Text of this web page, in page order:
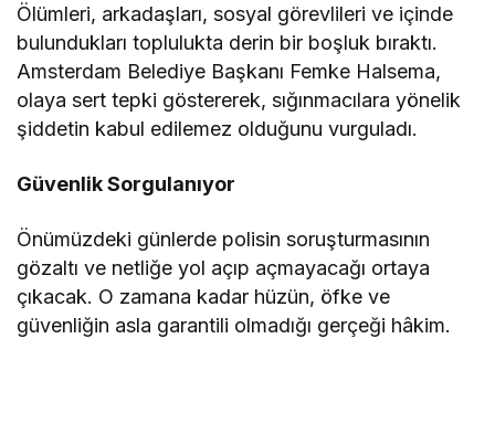
Ölümleri, arkadaşları, sosyal görevlileri ve içinde
bulundukları toplulukta derin bir boşluk bıraktı.
Amsterdam Belediye Başkanı Femke Halsema,
olaya sert tepki göstererek, sığınmacılara yönelik
şiddetin kabul edilemez olduğunu vurguladı.
Güvenlik Sorgulanıyor
Önümüzdeki günlerde polisin soruşturmasının
gözaltı ve netliğe yol açıp açmayacağı ortaya
çıkacak. O zamana kadar hüzün, öfke ve
güvenliğin asla garantili olmadığı gerçeği hâkim.